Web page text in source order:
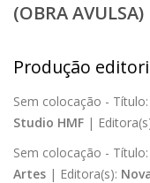
(OBRA AVULSA)
Produção
Sem colocação - Título:
Studio HMF |
Sem colocação - Título:
Artes | Editora(s):